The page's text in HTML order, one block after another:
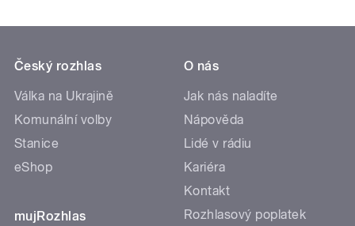
Český rozhlas
Válka na Ukrajině
Komunální volby
Stanice
eShop
mujRozhlas
O nás
Jak nás naladíte
Nápověda
Lidé v rádiu
Kariéra
Kontakt
Rozhlasový poplatek